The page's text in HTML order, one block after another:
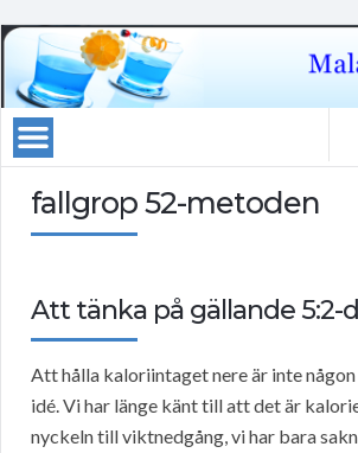
fallgrop 52-metoden
Att tänka på gällande 5:2-
Att hålla kaloriintaget nere är inte
idé. Vi har länge känt till att det är
nyckeln till viktnedgång, vi har bara